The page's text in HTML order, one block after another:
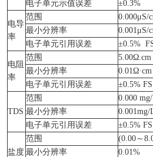
电子单元示值误差
±0.3%
电导
率
范围
0.000μS/
最小分辨率
0.001μS/
电子单元引用误差
±0.5%
电阻
率
范围
最小分辨率
电子单元引用误差
±0.5% FS
TDS
范围
0.000
最小分辨率
电子单元引用误差
±0.5% FS
盐度
范围
(0.00～
最小分辨率
0.01%